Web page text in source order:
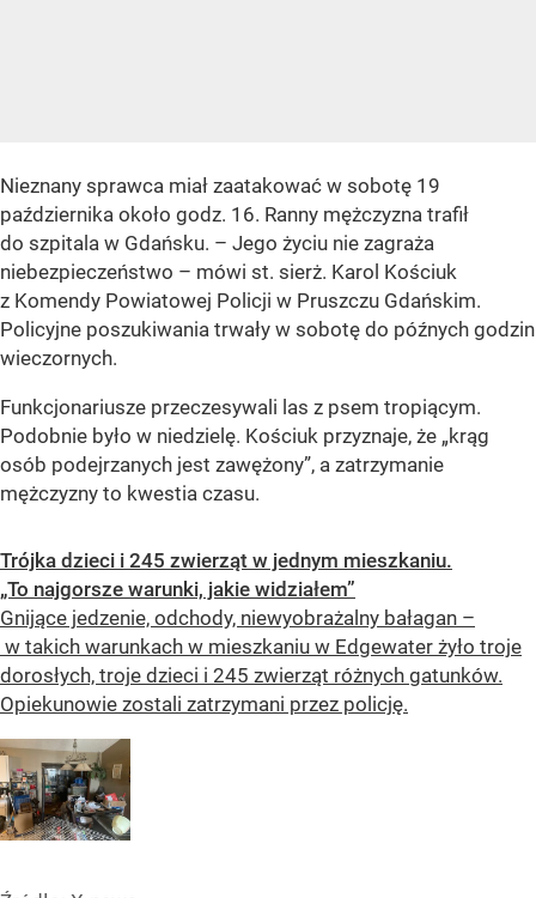
Nieznany sprawca miał zaatakować w sobotę 19
października około godz. 16. Ranny mężczyzna trafił
do szpitala w Gdańsku. – Jego życiu nie zagraża
niebezpieczeństwo – mówi st. sierż. Karol Kościuk
z Komendy Powiatowej Policji w Pruszczu Gdańskim.
Policyjne poszukiwania trwały w sobotę do późnych godzin
wieczornych.
Funkcjonariusze przeczesywali las z psem tropiącym.
Podobnie było w niedzielę. Kościuk przyznaje, że „krąg
osób podejrzanych jest zawężony”, a zatrzymanie
mężczyzny to kwestia czasu.
Trójka dzieci i 245 zwierząt w jednym mieszkaniu.
„To najgorsze warunki, jakie widziałem”
Gnijące jedzenie, odchody, niewyobrażalny bałagan –
w takich warunkach w mieszkaniu w Edgewater żyło troje
dorosłych, troje dzieci i 245 zwierząt różnych gatunków.
Opiekunowie zostali zatrzymani przez policję.